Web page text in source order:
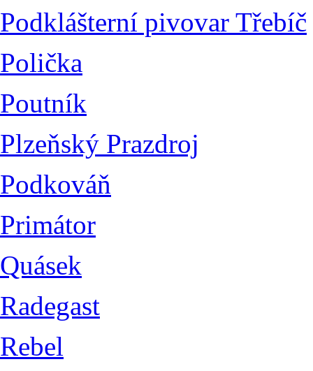
Podklášterní pivovar Třebíč
Polička
Poutník
Plzeňský Prazdroj
Podkováň
Primátor
Quásek
Radegast
Rebel